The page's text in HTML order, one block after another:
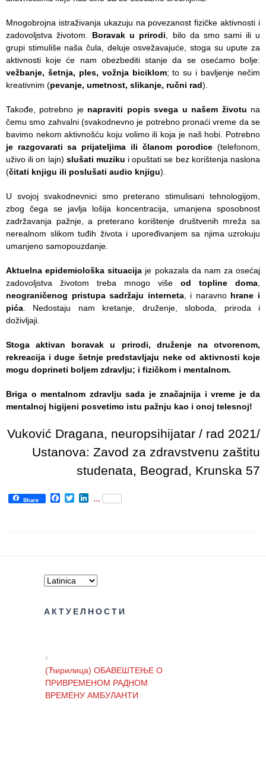
Mnogobrojna istraživanja ukazuju na povezanost fizičke aktivnosti i
zadovoljstva životom. Boravak u prirodi , bilo da smo sami ili u
grupi stimuliše naša čula, deluje osvežavajuće, stoga su upute za
aktivnosti koje će nam obezbediti stanje da se osećamo bolje:
vežbanje, šetnja, ples, vožnja biciklom; to su i bavljenje nečim
kreativnim (pevanje, umetnost, slikanje, ručni rad).
Takođe, potrebno je napraviti popis svega u našem životu na
čemu smo zahvalni (svakodnevno je potrebno pronaći vreme da se
bavimo nekom aktivnošću koju volimo ili koja je naš hobi. Potrebno
je razgovarati sa prijateljima ili članom porodice (telefonom,
uživo ili on lajn) slušati muziku i opuštati se bez korištenja naslona
(čitati knjigu ili poslušati audio knjigu).
U svojoj svakodnevnici smo preterano stimulisani tehnologijom,
zbog čega se javlja lošija koncentracija, umanjena sposobnost
zadržavanja pažnje, a preterano korištenje društvenih mreža sa
nerealnom slikom tuđih života i upoređivanjem sa njima uzrokuju
umanjeno samopouzdanje.
Aktuelna epidemiološka situacija je pokazala da nam za osećaj
zadovoljstva životom treba mnogo više od topline doma
neograničenog pristupa sadržaju interneta, i naravno hrane i
pića . Nedostaju nam kretanje, druženje, sloboda, priroda i
doživljaji.
Stoga aktivan boravak u prirodi, druženje na otvorenom,
rekreacija i duge šetnje predstavljaju neke od aktivnosti koje
mogu doprineti boljem zdravlju; i fizičkom i mentalnom.
Briga o mentalnom zdravlju sada je značajnija i vreme je da
mentalnoj higijeni posvetimo istu pažnju kao i onoj telesnoj!
Vuković Dragana, neuropsihijatar / rad 2021/
Ustanova: Zavod za zdravstvenu zaštitu
studenata, Beograd, Krunska 57
Share Facebook
TwitterLinkedIn
...
АКТУЕЛНОСТИ
(Ћирилица) ОБАВЕШТЕЊЕ О
ПРИВРЕМЕНОМ РАДНОМ
ВРЕМЕНУ АМБУЛАНТИ